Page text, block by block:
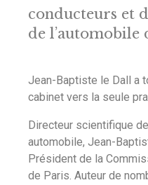
conducteurs et
de l’automobile
Jean-Baptiste le Dall a
cabinet vers la seule
Directeur scientifique
automobile, Jean-
Président de la
de Paris. Auteur de